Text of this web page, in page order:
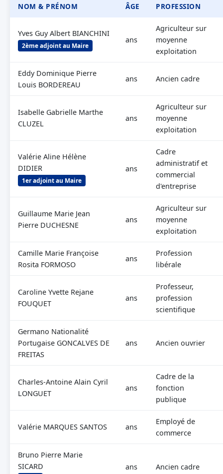
NOM & PRÉNOM ÂGE PROFESSION
Yves Guy Albert BIANCHINI
2ème adjoint au Maire
ans
Agriculteur sur
moyenne
exploitation
Eddy Dominique Pierre
Louis BORDEREAU
ans Ancien cadre
Isabelle Gabrielle Marthe
CLUZEL
ans
Agriculteur sur
moyenne
exploitation
Valérie Aline Hélène
DIDIER
1er adjoint au Maire
ans
Cadre
administratif et
commercial
d'entreprise
Guillaume Marie Jean
Pierre DUCHESNE
ans
Agriculteur sur
moyenne
exploitation
Camille Marie Françoise
Rosita FORMOSO
ans
Profession
libérale
Caroline Yvette Rejane
FOUQUET
ans
Professeur,
profession
scientifique
Germano Nationalité
Portugaise GONCALVES DE
FREITAS
ans Ancien ouvrier
Charles-Antoine Alain Cyril
LONGUET
ans
Cadre de la
fonction
publique
Valérie MARQUES SANTOS ans
Employé de
commerce
Bruno Pierre Marie
SICARD
ans Ancien cadre